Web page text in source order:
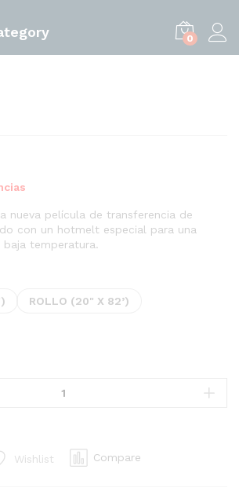
0
nueva película de transferencia de
con un hotmelt especial para una
temperatura.
ROLLO (20" X 82’)
Wishlist Compare